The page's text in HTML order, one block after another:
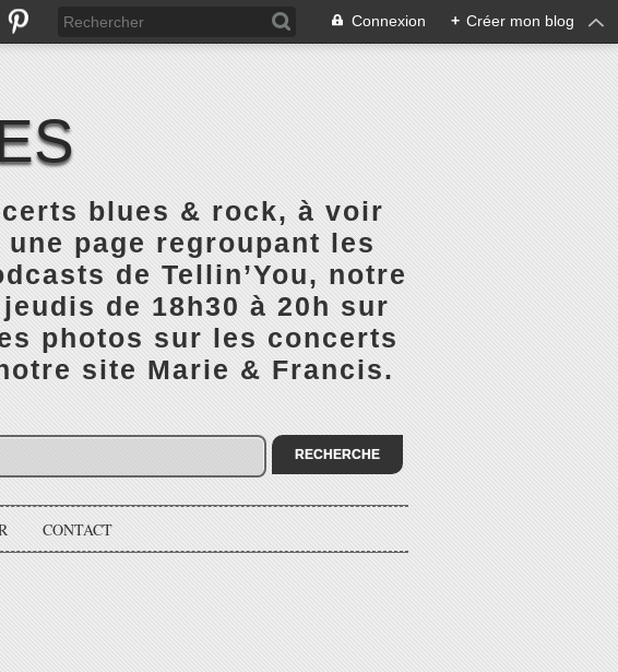
Connexion + Créer mon blog
blues & rock, à voir
page regroupant les
de Tellin’You, notre
de 18h30 à 20h sur
photos sur les concerts
site Marie & Francis.
CONTACT